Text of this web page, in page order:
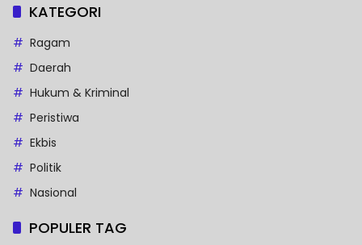
KATEGORI
Ragam
Daerah
Hukum & Kriminal
Peristiwa
Ekbis
Politik
Nasional
POPULER TAG